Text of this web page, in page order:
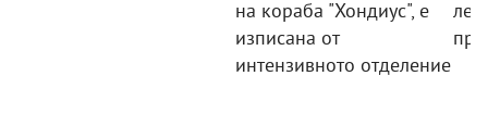
на кораба "Хондиус", е
изписана от
интензивното отделение